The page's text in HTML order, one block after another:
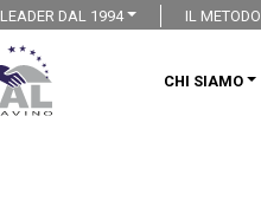
LEADER DAL 1994 IL METODO
CHI SIAMO